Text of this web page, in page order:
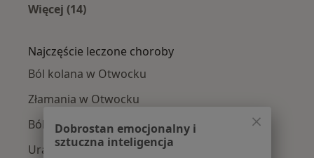
Więcej (14)
Najczęście leczone choroby
Ból kolana w Otwocku
Złamania w Otwocku
Ból biodra w Otwocku
Urazy w Otwocku
Dobrostan emocjonalny i
sztuczna inteligencja